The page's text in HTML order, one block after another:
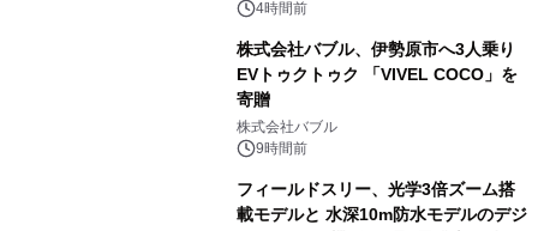
4時間前
株式会社バブル、伊勢原市へ3人乗り
EVトゥクトゥク 「VIVEL COCO」を
寄贈
株式会社バブル
9時間前
フィールドスリー、光学3倍ズーム搭
載モデルと 水深10m防水モデルのデジ